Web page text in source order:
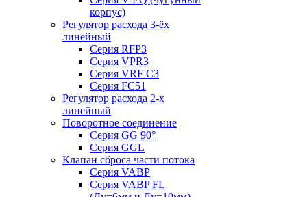
корпус)
Регулятор расхода 3-ёх
линейный
Серия RFP3
Серия VPR3
Серия VRF C3
Серия FC51
Регулятор расхода 2-х
линейный
Поворотное соединение
Серия GG 90°
Серия GGL
Клапан сброса части потока
Серия VABP
Серия VABP FL